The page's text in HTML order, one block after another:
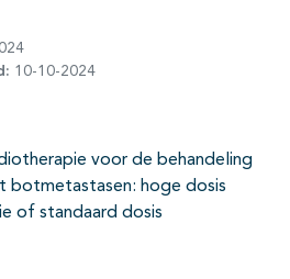
10-10-2024
voor de behandeling
botmetastasen: hoge dosis
of standaard dosis